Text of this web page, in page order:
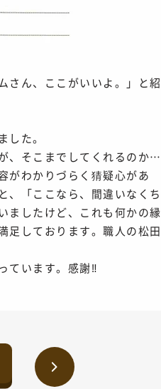
さん、ここがいいよ。」と紹
た。
、そこまでしてくれるのか…
がわかりづらく猜疑心があ
、「ここなら、間違いなくち
ましたけど、これも何かの縁
足しております。職人の松田
ています。感謝‼